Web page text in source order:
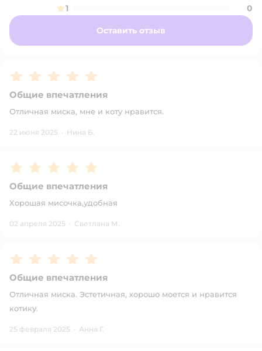
1
0
Оставить отзыв
Рейтинг:5
Общие впечатления
Отличная миска, мне и коту нравится.
22 июня 2025 · Нина Б.
Рейтинг:5
Общие впечатления
Хорошая мисочка,удобная
02 апреля 2025 · Светлана М.
Рейтинг:5
Общие впечатления
Отличная миска. Эстетичная, хорошо моется и нравится
котику.
25 февраля 2025 · Анна Г.